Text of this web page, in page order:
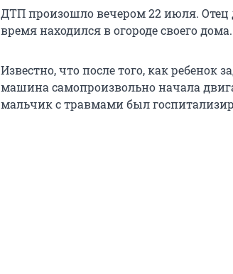
ДТП произошло вечером 22 июля. Отец
время находился в огороде своего дома.
Известно, что после того, как ребенок
машина самопроизвольно начала
мальчик с травмами был